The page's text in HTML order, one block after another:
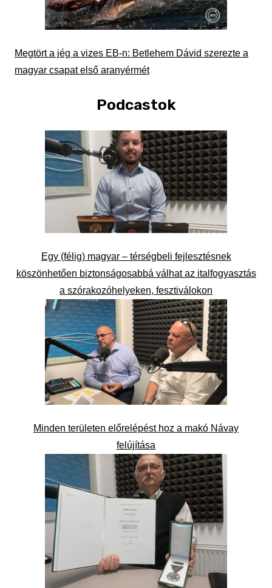
Megtört a jég a vizes EB-n: Betlehem Dávid szerezte a
magyar csapat első aranyérmét
Podcastok
Egy (félig) magyar – térségbeli fejlesztésnek
köszönhetően biztonságosabbá válhat az italfogyasztás
a szórakozóhelyeken, fesztiválokon
Minden területen előrelépést hoz a makó Návay
felújítása